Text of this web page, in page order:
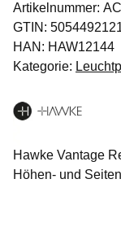
Artikelnummer:
GTIN:
HAN: HAW12144
Kategorie:
Hawke Vantage
Höhen- und